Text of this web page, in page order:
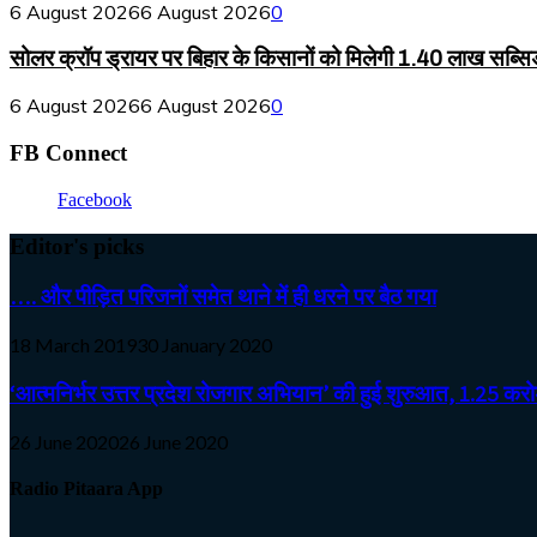
6 August 20266 August 20260
सोलर क्रॉप ड्रायर पर बिहार के किसानों को मिलेगी 1.40 लाख
6 August 20266 August 20260
FB Connect
Facebook
Editor's picks
…. और पीड़ित परिजनों समेत थाने में ही धरने पर बैठ गया
18 March 201930 January 2020
‘आत्मनिर्भर उत्तर प्रदेश रोजगार अभियान’ की हुई शुरुआत, 1.25
26 June 202026 June 2020
Radio Pitaara App